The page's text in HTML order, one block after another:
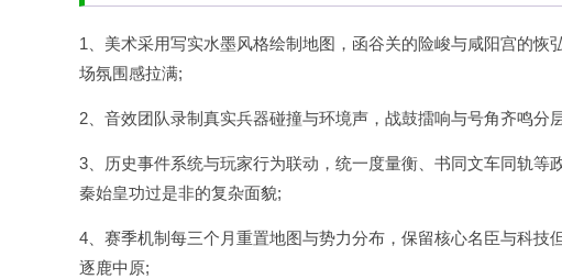
1、美术采用写实水墨风格绘制地图，函谷关的险峻与咸阳宫的
场氛围感拉满;
2、音效团队录制真实兵器碰撞与环境声，战鼓擂响与号角齐鸣
3、历史事件系统与玩家行为联动，统一度量衡、书同文车同轨
秦始皇功过是非的复杂面貌;
4、赛季机制每三个月重置地图与势力分布，保留核心名臣与科
逐鹿中原;